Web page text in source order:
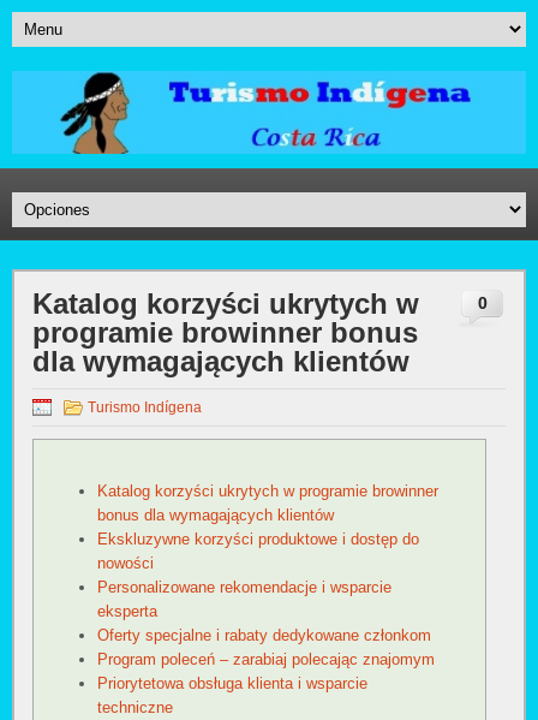
0
Katalog korzyści ukrytych w
programie browinner bonus
dla wymagających klientów
Turismo Indígena
Katalog korzyści ukrytych w programie browinner
bonus dla wymagających klientów
Ekskluzywne korzyści produktowe i dostęp do
nowości
Personalizowane rekomendacje i wsparcie
eksperta
Oferty specjalne i rabaty dedykowane członkom
Program poleceń – zarabiaj polecając znajomym
Priorytetowa obsługa klienta i wsparcie
techniczne